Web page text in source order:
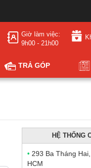
Giờ làm việc:
9h00 - 21h00
TRẢ GÓP
HỆ THỐNG
• 293 Ba Tháng
HCM